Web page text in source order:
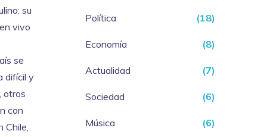
su
vivo
se
difícil y
otros
con
Chile,
Política (18)
Economía (8)
Actualidad (7)
Sociedad (6)
Música (6)